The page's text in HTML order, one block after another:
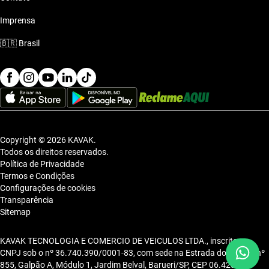
Imprensa
🇧🇷 Brasil
Copyright © 2026 KAVAK.
Todos os direitos reservados.
Política de Privacidade
Termos e Condições
Configurações de cookies
Transparência
Sitemap
KAVAK TECNOLOGIA E COMERCIO DE VEICULOS LTDA., inscrita no
CNPJ sob o nº 36.740.390/0001-83, com sede na Estrada dos Alpes, nº
855, Galpão A, Módulo 1, Jardim Belval, Barueri/SP, CEP 06.423-080